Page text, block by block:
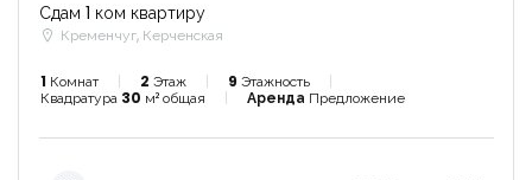
Сдам 1 ком квартиру
Кременчуг, Керченская
1 Комнат 2 Этаж 9 Этажность
Квадратура 30 м² общая Аренда Предложение